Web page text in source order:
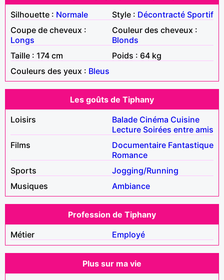
Silhouette : Normale Style : Décontracté Sportif
Coupe de cheveux :
Longs
Couleur des cheveux :
Blonds
Taille : 174 cm
Poids : 64 kg
Couleurs des yeux : Bleus
Les goûts de Tiphany
Loisirs
Balade Cinéma Cuisine
Lecture Soirées entre amis
Films
Documentaire Fantastique
Romance
Sports
Jogging/Running
Musiques
Ambiance
Profession de Tiphany
Métier
Employé
Plus sur ma vie